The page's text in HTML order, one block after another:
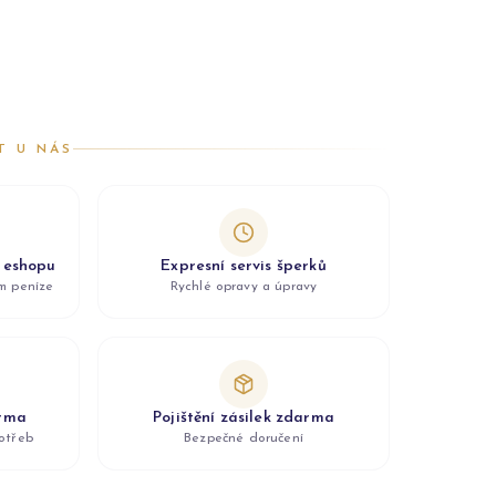
U NÁS
peníze
Expresní servis šperků
Rychlé opravy a úpravy
Pojištění zásilek zdarma
Bezpečné doručení